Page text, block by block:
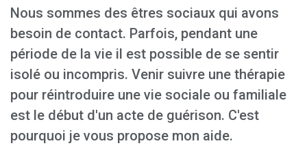
Nous sommes des êtres sociaux qui avons
besoin de contact. Parfois, pendant une
période de la vie il est possible de se sentir
isolé ou incompris. Venir suivre une thérapie
pour réintroduire une vie sociale ou familiale
est le début d'un acte de guérison. C'est
pourquoi je vous propose mon aide.